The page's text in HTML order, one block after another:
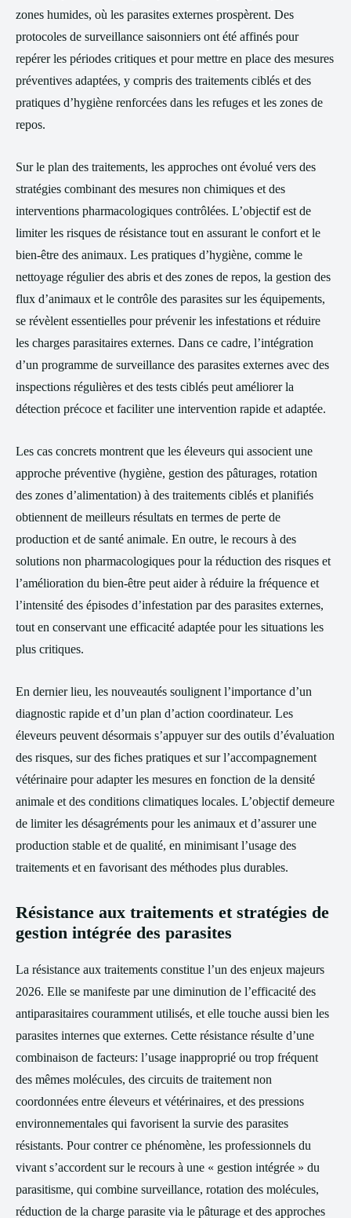
zones humides, où les parasites externes prospèrent. Des
protocoles de surveillance saisonniers ont été affinés pour
repérer les périodes critiques et pour mettre en place des mesures
préventives adaptées, y compris des traitements ciblés et des
pratiques d’hygiène renforcées dans les refuges et les zones de
repos.
Sur le plan des traitements, les approches ont évolué vers des
stratégies combinant des mesures non chimiques et des
interventions pharmacologiques contrôlées. L’objectif est de
limiter les risques de résistance tout en assurant le confort et le
bien-être des animaux. Les pratiques d’hygiène, comme le
nettoyage régulier des abris et des zones de repos, la gestion des
flux d’animaux et le contrôle des parasites sur les équipements,
se révèlent essentielles pour prévenir les infestations et réduire
les charges parasitaires externes. Dans ce cadre, l’intégration
d’un programme de surveillance des parasites externes avec des
inspections régulières et des tests ciblés peut améliorer la
détection précoce et faciliter une intervention rapide et adaptée.
Les cas concrets montrent que les éleveurs qui associent une
approche préventive (hygiène, gestion des pâturages, rotation
des zones d’alimentation) à des traitements ciblés et planifiés
obtiennent de meilleurs résultats en termes de perte de
production et de santé animale. En outre, le recours à des
solutions non pharmacologiques pour la réduction des risques et
l’amélioration du bien-être peut aider à réduire la fréquence et
l’intensité des épisodes d’infestation par des parasites externes,
tout en conservant une efficacité adaptée pour les situations les
plus critiques.
En dernier lieu, les nouveautés soulignent l’importance d’un
diagnostic rapide et d’un plan d’action coordinateur. Les
éleveurs peuvent désormais s’appuyer sur des outils d’évaluation
des risques, sur des fiches pratiques et sur l’accompagnement
vétérinaire pour adapter les mesures en fonction de la densité
animale et des conditions climatiques locales. L’objectif demeure
de limiter les désagréments pour les animaux et d’assurer une
production stable et de qualité, en minimisant l’usage des
traitements et en favorisant des méthodes plus durables.
Résistance aux traitements et stratégies de
gestion intégrée des parasites
La résistance aux traitements constitue l’un des enjeux majeurs
2026. Elle se manifeste par une diminution de l’efficacité des
antiparasitaires couramment utilisés, et elle touche aussi bien les
parasites internes que externes. Cette résistance résulte d’une
combinaison de facteurs: l’usage inapproprié ou trop fréquent
des mêmes molécules, des circuits de traitement non
coordonnées entre éleveurs et vétérinaires, et des pressions
environnementales qui favorisent la survie des parasites
résistants. Pour contrer ce phénomène, les professionnels du
vivant s’accordent sur le recours à une « gestion intégrée » du
parasitisme, qui combine surveillance, rotation des molécules,
réduction de la charge parasite via le pâturage et des approches